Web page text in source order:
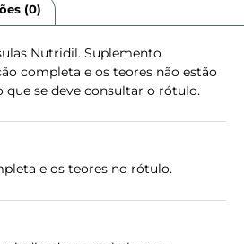
(0)
Nutridil. Suplemento
completa e os teores não estão
que se deve consultar o rótulo.
e os teores no rótulo.